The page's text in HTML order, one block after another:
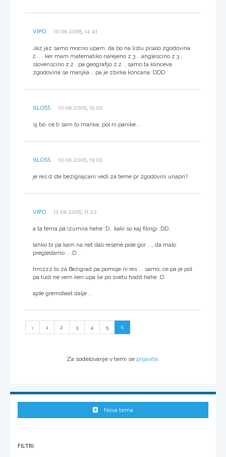
VIPO 10.06.2005, 14:41
Jaz jaz samo mocno upam, da bo na listu pisalo zgodovina
2 .. , ker mam matematiko narejeno z 3 .. anglescino z 3 ,
slovenscino z 2 , pa geografijo z 2 .. samo ta klinceva
zgodovina se manjka .. pa je zbirka koncana :DDD
GLOSS 10.06.2005, 15:02
sj bo. ce ti sam to manka, pol ni panike...
GLOSS 10.06.2005, 19:03
je res d ste bezigrajcani vedl za teme pr zgodovini unapri?
VIPO 13.06.2005, 11:22
a ta tema pa izumira hehe :D.. kaki so kaj filingi :DD..
lahko bi pa kam na net dali resene pole gor ..., da malo
pregledamo .. :D ..
hmzzz to za Bežigrad pa pomoje ni res ... samo, ce pa je pol
pa tudi ne vem keri upa še po svetu hodit hehe :D..
ajde gremdleat dalje ..
1 2 3 4 5 6
Za sodelovanje v temi se prijavite
Nova tema
FILTRI